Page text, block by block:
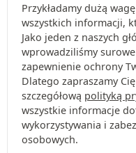
Przykładamy dużą
wszystkich informacji,
Jako jeden z naszych
wprowadziliśmy
zapewnienie ochrony
Dlatego zapraszamy
szczegółową polityką
wszystkie informacje
wykorzystywania i
osobowych.